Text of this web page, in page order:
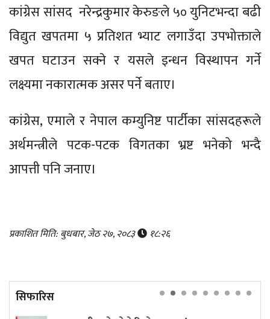
कांग्रेस सांसद नरेन्द्रकुमार केरुङले ५० युनिटभन्दा बढी
विद्युत खपतमा ५ प्रतिशत भ्याट लगाउँदा उपभोक्ताले
खपत घटाउन सक्ने र यसले इन्धन विस्थापन गर्ने
लक्ष्यमा नकारात्मक असर पर्ने बताए।
कांग्रेस, एमाले र नेपाल कम्युनिष्ट पार्टीका सांसदहरूले
अर्थमन्त्रीले पटक-पटक विगतका भ्रष्ट भनेको भन्दै
आपत्ती पनि जनाए।
प्रकाशित मिति: बुधबार, जेठ २७, २०८३ १८:२६
सिफारिस